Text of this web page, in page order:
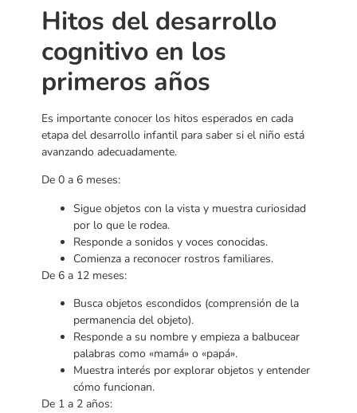
Hitos del desarrollo
cognitivo en los
primeros años
Es importante conocer los hitos esperados en cada
etapa del desarrollo infantil para saber si el niño está
avanzando adecuadamente.
De 0 a 6 meses:
Sigue objetos con la vista y muestra curiosidad
por lo que le rodea.
Responde a sonidos y voces conocidas.
Comienza a reconocer rostros familiares.
De 6 a 12 meses:
Busca objetos escondidos (comprensión de la
permanencia del objeto).
Responde a su nombre y empieza a balbucear
palabras como «mamá» o «papá».
Muestra interés por explorar objetos y entender
cómo funcionan.
De 1 a 2 años: